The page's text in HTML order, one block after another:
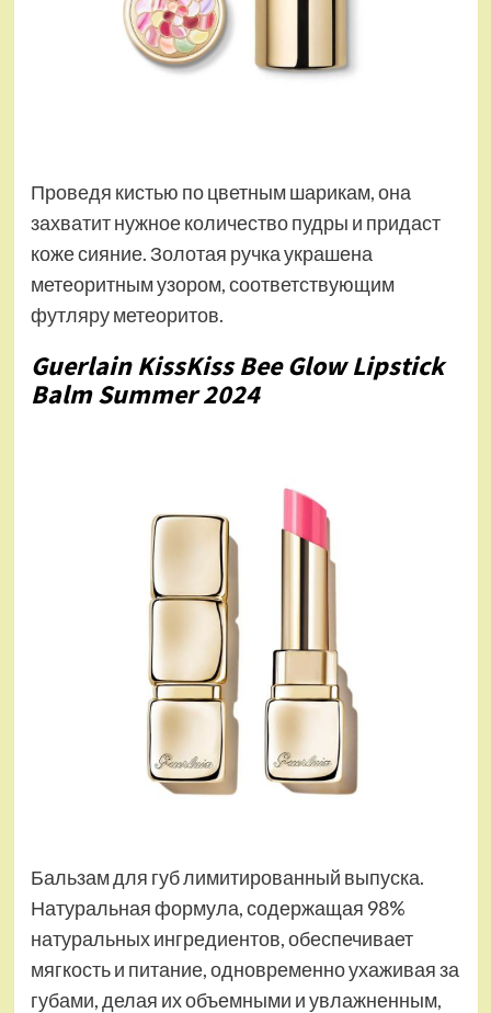
Проведя кистью по цветным шарикам, она
захватит нужное количество пудры и придаст
коже сияние. Золотая ручка украшена
метеоритным узором, соответствующим
футляру метеоритов.
Guerlain KissKiss Bee Glow Lipstick
Balm Summer 2024
Бальзам для губ лимитированный выпуска.
Натуральная формула, содержащая 98%
натуральных ингредиентов, обеспечивает
мягкость и питание, одновременно ухаживая за
губами, делая их объемными и увлажненным,